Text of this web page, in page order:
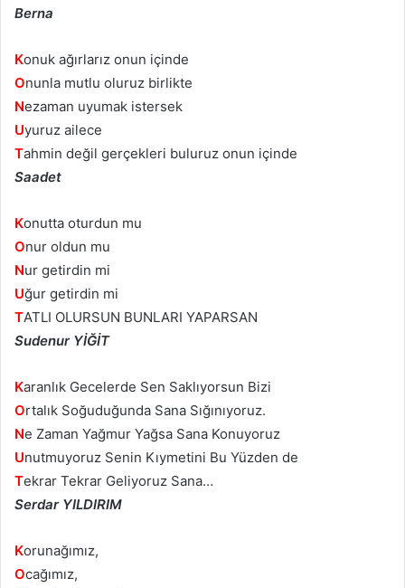
Berna
Konuk ağırlarız onun içinde
Onunla mutlu oluruz birlikte
Nezaman uyumak istersek
Uyuruz ailece
Tahmin değil gerçekleri buluruz onun içinde
Saadet
Konutta oturdun mu
Onur oldun mu
Nur getirdin mi
Uğur getirdin mi
TATLI OLURSUN BUNLARI YAPARSAN
Sudenur YİĞİT
Karanlık Gecelerde Sen Saklıyorsun Bizi
Ortalık Soğuduğunda Sana Sığınıyoruz.
Ne Zaman Yağmur Yağsa Sana Konuyoruz
Unutmuyoruz Senin Kıymetini Bu Yüzden de
Tekrar Tekrar Geliyoruz Sana…
Serdar YILDIRIM
Korunağımız,
Ocağımız,